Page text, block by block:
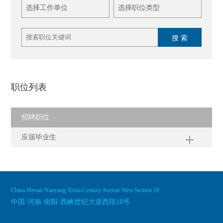
搜 索
职位列表
招聘职位
应届毕业生
China·Henan·Nanyang·Xixia Century Avenue West Section 18
中国·河南·南阳·西峡世纪大道西段18号